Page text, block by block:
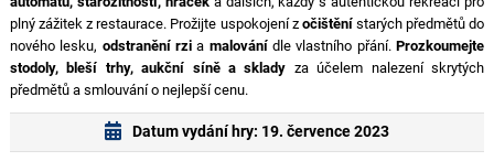
plný zážitek z restaurace. Prožijte uspokojení z očištěnístarých předmětů do
nového lesku, odstranění rzia malovánídle vlastního přání.Prozkoumejte
stodoly, bleší trhy, aukční síně a sklady za účelem nalezení skrytých
předmětů a smlouvání o nejlepší cenu.
Datum vydání hry: 19. července 2023